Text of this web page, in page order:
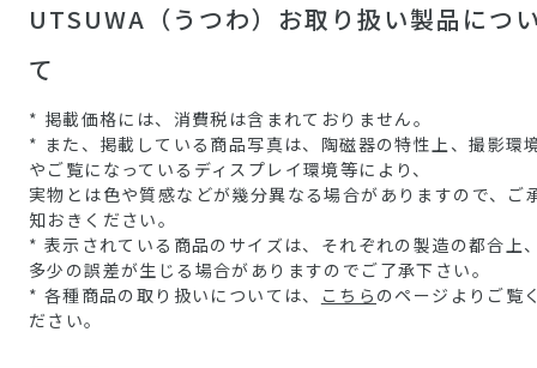
UTSUWA（うつわ）お取り扱い製品につ
て
* 掲載価格には、消費税は含まれておりません。
* また、掲載している商品写真は、陶磁器の特性上、撮影環
やご覧になっているディスプレイ環境等により、
実物とは色や質感などが幾分異なる場合がありますので、ご
知おきください。
* 表示されている商品のサイズは、それぞれの製造の都合上
多少の誤差が生じる場合がありますのでご了承下さい。
* 各種商品の取り扱いについては、
こちら のページよりご覧
ださい。